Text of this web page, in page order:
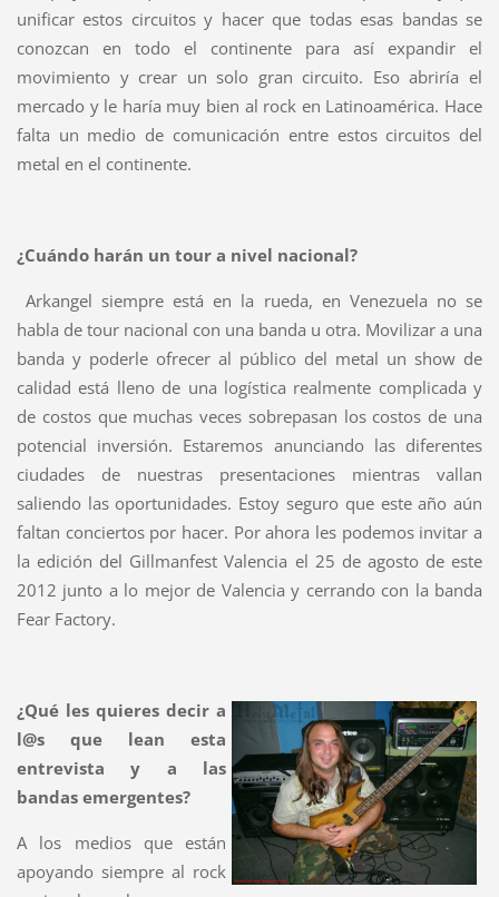
unificar estos circuitos y hacer que todas esas bandas se
conozcan en todo el continente para así expandir el
movimiento y crear un solo gran circuito. Eso abriría el
mercado y le haría muy bien al rock en Latinoamérica. Hace
falta un medio de comunicación entre estos circuitos del
metal en el continente.
¿Cuándo harán un tour a nivel nacional?
Arkangel siempre está en la rueda, en Venezuela no se
habla de tour nacional con una banda u otra. Movilizar a una
banda y poderle ofrecer al público del metal un show de
calidad está lleno de una logística realmente complicada y
de costos que muchas veces sobrepasan los costos de una
potencial inversión. Estaremos anunciando las diferentes
ciudades de nuestras presentaciones mientras vallan
saliendo las oportunidades. Estoy seguro que este año aún
faltan conciertos por hacer. Por ahora les podemos invitar a
la edición del Gillmanfest Valencia el 25 de agosto de este
2012 junto a lo mejor de Valencia y cerrando con la banda
Fear Factory.
¿Qué les quieres decir a
l@s que lean esta
entrevista y a las
bandas emergentes?
A los medios que están
apoyando siempre al rock